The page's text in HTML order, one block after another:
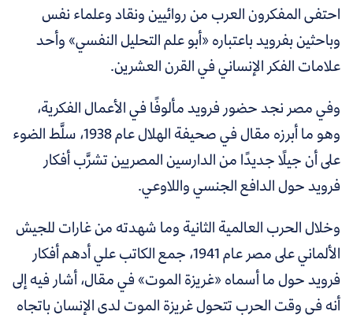
احتفى المفكرون العرب من روائيين ونقاد وعلماء نفس
وباحثين بفرويد باعتباره«أبو علم التحليل النفسي»وأحد
علامات الفكر الإنساني في القرن العشرين.
وفي مصر نجد حضور فرويد مألوفًا في الأعمال الفكرية،
وهو ما أبرزه مقال في صحيفة الهلال عام 1938، سلَّط الضوء
على أن جيلًا جديدًا من الدارسين المصريين تشرَّب أفكار
فرويد حول الدافع الجنسي واللاوعي.
وخلال الحرب العالمية الثانية وما شهدته من غارات للجيش
الألماني على مصر عام 1941، جمع الكاتب علي أدهم أفكار
فرويد حول ما أسماه «غريزة الموت» في مقال، أشار فيه إلى
أنه في وقت الحرب تتحول غريزة الموت لدى الإنسان باتجاه